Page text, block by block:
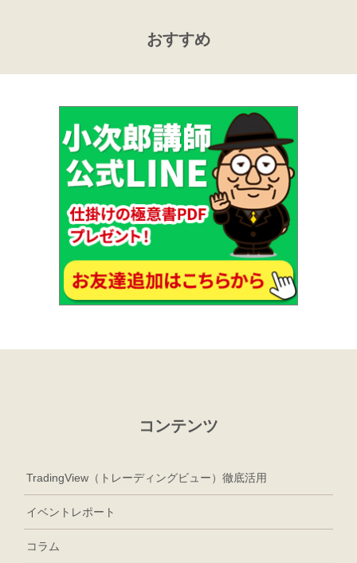
おすすめ
コンテンツ
TradingView（トレーディングビュー）徹底活用
イベントレポート
コラム